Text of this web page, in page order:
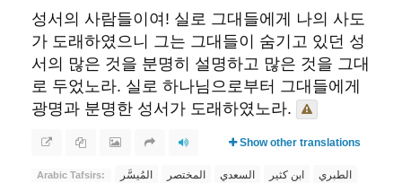
성서의 사람들이여! 실로 그대들에게 나의 사도
가 도래하였으니 그는 그대들이 숨기고 있던 성
서의 많은 것을 분명히 설명하고 많은 것을 그대
로 두었노라. 실로 하나님으로부터 그대들에게
광명과 분명한 성서가 도래하였노라.
Show other translations
Arabic Tafsirs: المُيسَّر المختصر السعدي ابن كثير الطبري